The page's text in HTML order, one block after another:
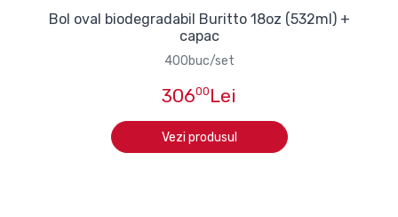
Bol oval biodegradabil Buritto 18oz (532ml) +
capac
400buc/set
30600 Lei
Vezi produsul